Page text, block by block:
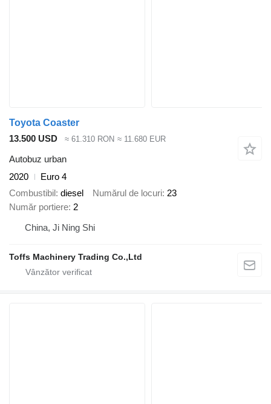
Toyota Coaster
13.500 USD
≈ 61.310 RON ≈ 11.680 EUR
Autobuz urban
2020
Euro 4
Combustibil diesel Numărul de locuri 23
Număr portiere 2
China, Ji Ning Shi
Toffs Machinery Trading Co.,Ltd